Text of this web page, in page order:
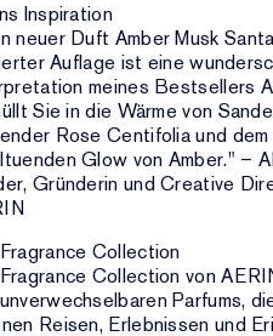
Inspiration
neuer Duft Amber Musk
Auflage ist eine
meines Bestsellers
Sie in die Wärme von
Rose Centifolia und dem
Glow von Amber." –
Gründerin und Creative
Collection
Collection von
Parfums,
Reisen, Erlebnissen und